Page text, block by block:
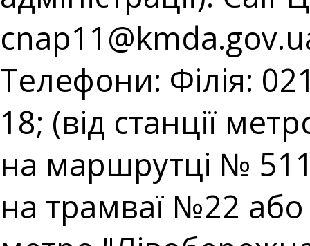
Телефони: Філія:
18; (від станції
на маршрутці № 511;
на трамваї №22 або